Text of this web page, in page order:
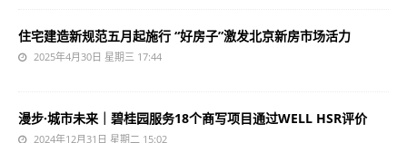
住宅建造新规范五月起施行 “好房子”激发北京新房市场活力
2025年4月30日 星期三 17:44
漫步·城市未来｜碧桂园服务18个商写项目通过WELL HSR评价
2024年12月31日 星期二 15:02